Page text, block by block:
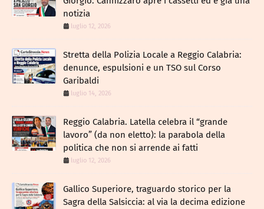
notizia
luglio 12, 2026
​Stretta della Polizia Locale a Reggio Calabria:
denunce, espulsioni e un TSO sul Corso
Garibaldi
luglio 14, 2026
Reggio Calabria. Latella celebra il “grande
lavoro” (da non eletto): la parabola della
politica che non si arrende ai fatti
luglio 12, 2026
Gallico Superiore, traguardo storico per la
Sagra della Salsiccia: al via la decima edizione